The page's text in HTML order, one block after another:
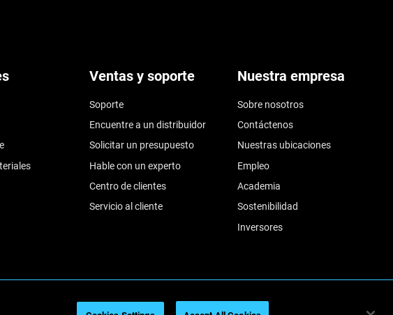
Ventas y soporte
Soporte
Encuentre a un distribuidor
Solicitar un presupuesto
Hable con un experto
Centro de clientes
Servicio al cliente
Nuestra empresa
Sobre nosotros
Contáctenos
Nuestras ubicaciones
Empleo
Academia
Sostenibilidad
Inversores